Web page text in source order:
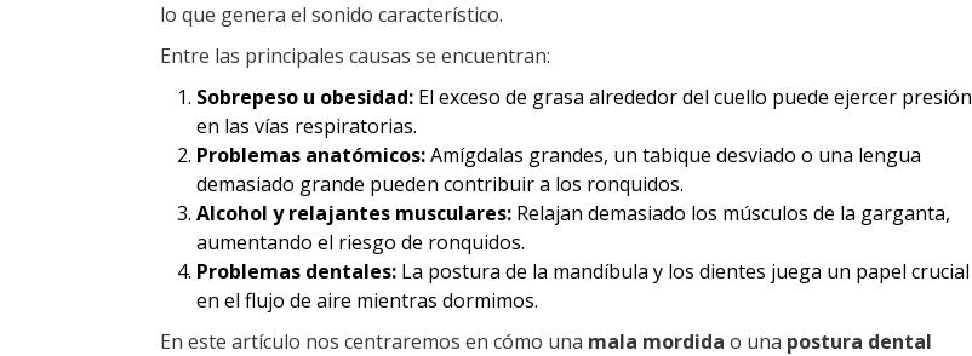
lo que genera el sonido característico.
Entre las principales causas se encuentran:
Sobrepeso u obesidad: El exceso de grasa alrededor del cuello puede ejercer presión
en las vías respiratorias.
Problemas anatómicos:Amígdalas grandes, un tabique desviado o una lengua
demasiado grande pueden contribuir a los ronquidos.
Alcohol y relajantes musculares: Relajan demasiado los músculos de la garganta,
aumentando el riesgo de ronquidos.
Problemas dentales: La postura de la mandíbula y los dientes juega un papel crucial
en el flujo de aire mientras dormimos.
En este artículo nos centraremos en cómo una mala mordida o una postura dental